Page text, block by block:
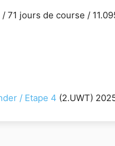
71 jours de course /
/ Etape 4 (2.UWT)